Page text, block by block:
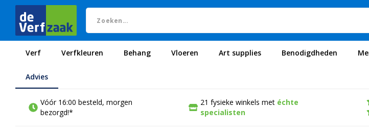
Verf Verfkleuren Behang Vloeren Art supplies Benodigdheden
Advies
Vóór 16:00 besteld, morgen
bezorgd!*
21 fysieke winkels met échte
specialisten